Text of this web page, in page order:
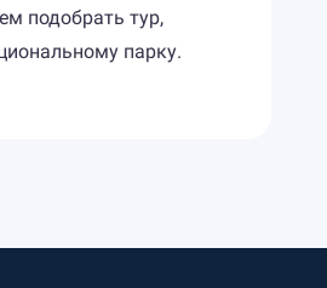
подобрать тур,
парку.